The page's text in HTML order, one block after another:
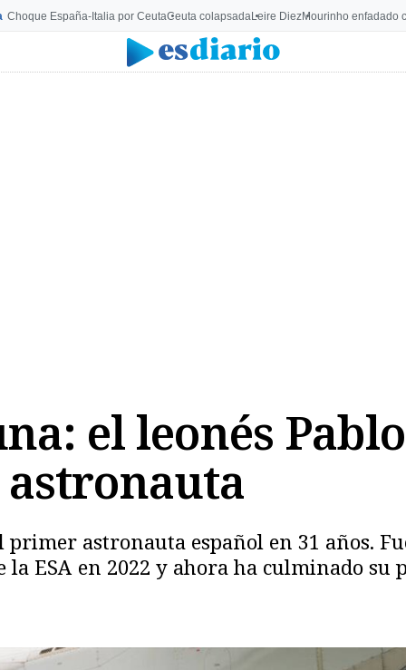
Choque España-Italia por CeutaCeuta colapsadaLeire DiezMourinho enfadado
el leonés
primer astronauta español en 31 años.
la ESA en 2022 y ahora ha culminado su
Copiar